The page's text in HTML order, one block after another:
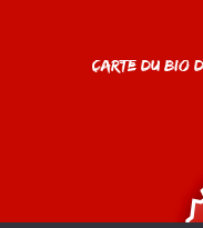
Carte du Bio